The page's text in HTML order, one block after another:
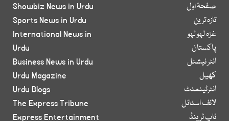
صفحۂ اول
تازہ ترین
غزہ لہو لہو
پاکستان
انٹر نیشنل
کھیل
انٹرٹینمنٹ
لائف اسٹائل
ٹاپ ٹرینڈ
Showbiz News in Urdu
Sports News in Urdu
International News in
Urdu
Business News in Urdu
Urdu Magazine
Urdu Blogs
The Express Tribune
Express Entertainment